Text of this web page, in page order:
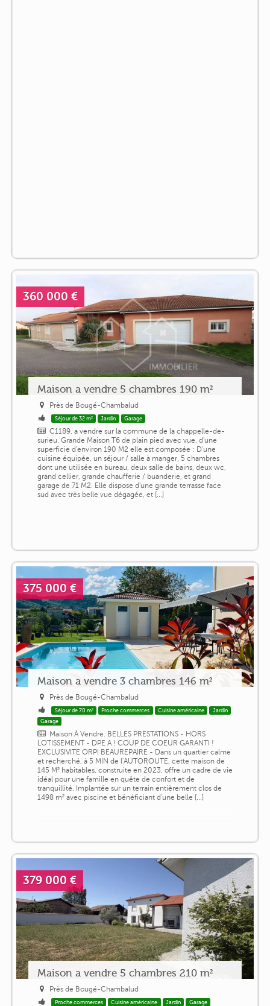
360 000 €
Maison a vendre 5 chambres 190 m²
Près de Bougé-Chambalud
Séjour de 32 m² Jardin Garage
C1189, a vendre sur la commune de la chappelle-de-
surieu. Grande Maison T6 de plain pied avec vue, d'une
superficie d'environ 190 M2 elle est composée : D'une
cuisine équipée, un séjour / salle à manger, 5 chambres
dont une utilisée en bureau, deux salle de bains, deux wc,
grand cellier, grande chaufferie / buanderie, et grand
garage de 71 M2. Elle dispose d'une grande terrasse face
sud avec très belle vue dégagée, et [...]
375 000 €
Maison a vendre 3 chambres 146 m²
Près de Bougé-Chambalud
Séjour de 70 m² Proche commerces Cuisine américaine
Jardin
Garage
Maison À Vendre. BELLES PRESTATIONS - HORS
LOTISSEMENT - DPE A ! COUP DE COEUR GARANTI !
EXCLUSIVITE ORPI BEAUREPAIRE - Dans un quartier calme
et recherché, à 5 MIN de l'AUTOROUTE, cette maison de
145 M² habitables, construite en 2023, offre un cadre de vie
idéal pour une famille en quête de confort et de
tranquillité. Implantée sur un terrain entièrement clos de
1498 m² avec piscine et bénéficiant d'une belle [...]
379 000 €
Maison a vendre 5 chambres 210 m²
Près de Bougé-Chambalud
Proche commerces Cuisine américaine Jardin Garage